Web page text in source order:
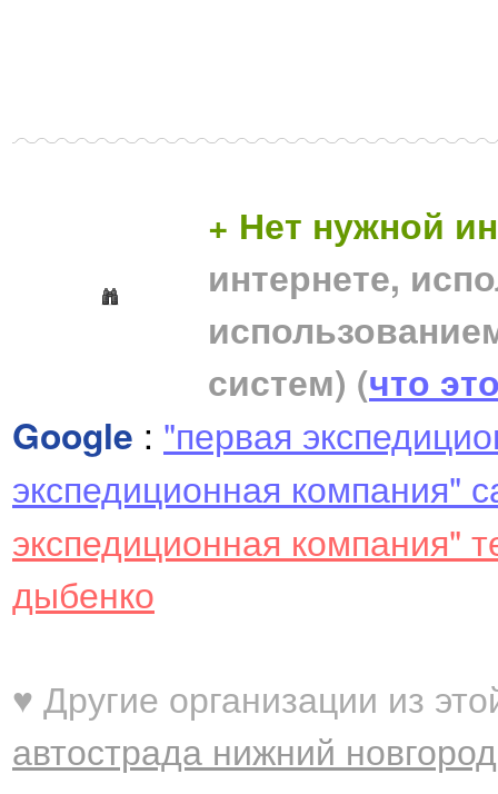
+ Нет нужной
интернете,
систем) (что
Google : "первая
экспедиционная компания"
экспедиционная компания"
дыбенко
♥ Другие организации из
автострада нижний новгород